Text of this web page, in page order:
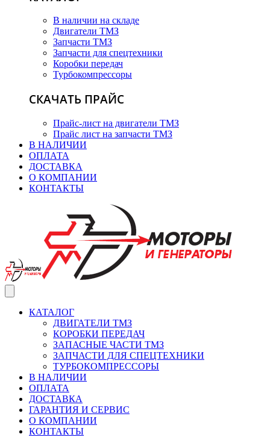
В наличии на складе
Двигатели ТМЗ
Запчасти ТМЗ
Запчасти для спецтехники
Коробки передач
Турбокомпрессоры
СКАЧАТЬ ПРАЙС
Прайс-лист на двигатели ТМЗ
Прайс лист на запчасти ТМЗ
В НАЛИЧИИ
ОПЛАТА
ДОСТАВКА
О КОМПАНИИ
КОНТАКТЫ
КАТАЛОГ
ДВИГАТЕЛИ ТМЗ
КОРОБКИ ПЕРЕДАЧ
ЗАПАСНЫЕ ЧАСТИ ТМЗ
ЗАПЧАСТИ ДЛЯ СПЕЦТЕХНИКИ
ТУРБОКОМПРЕССОРЫ
В НАЛИЧИИ
ОПЛАТА
ДОСТАВКА
ГАРАНТИЯ И СЕРВИС
О КОМПАНИИ
КОНТАКТЫ